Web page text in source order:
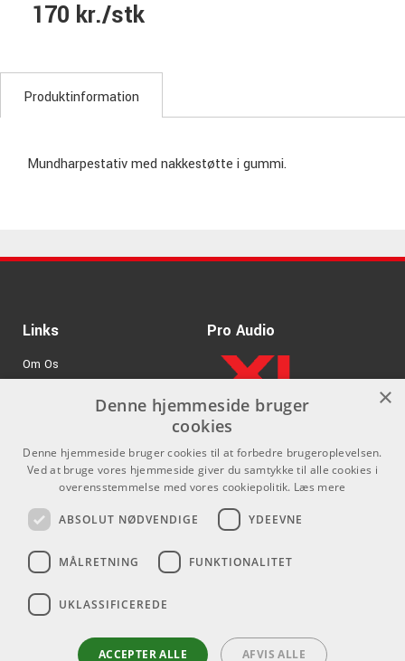
170 kr./stk
Produktinformation
Mundharpestativ med nakkestøtte i gummi.
Links
Om Os
GDPR & Cookies
Pro Audio
.
Kontakt
Som privatperson kan du ikke
købe på denne hjemmeside, alt
forhandlere.
info@emnordic.dk
Sociale medier
×
Denne hjemmeside bruger
cookies
Denne hjemmeside bruger cookies til at forbedre brugeroplevelsen.
Ved at bruge vores hjemmeside giver du samtykke til alle cookies i
overensstemmelse med vores cookiepolitik. Læs mere
ABSOLUT NØDVENDIGE YDEEVNE
MÅLRETNING FUNKTIONALITET
UKLASSIFICEREDE
ACCEPTER ALLE AFVIS ALLE